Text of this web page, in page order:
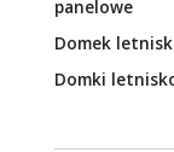
panelowe
Domek
Domki